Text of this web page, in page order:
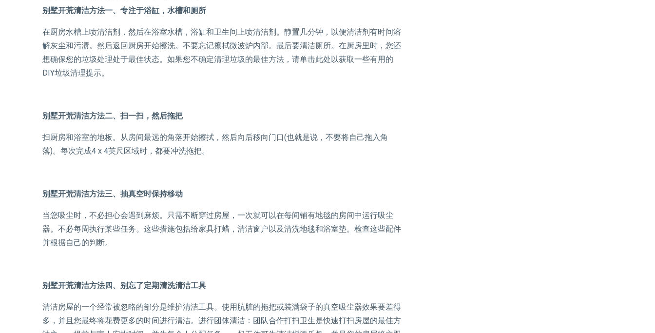
别墅开荒清洁方法一、专注于浴缸，水槽和厕所
在厨房水槽上喷清洁剂，然后在浴室水槽，浴缸和卫生间上喷清洁剂。静置几分钟，以便清洁剂有时间溶
解灰尘和污渍。然后返回厨房开始擦洗。不要忘记擦拭微波炉内部。最后要清洁厕所。在厨房里时，您还
想确保您的垃圾处理处于最佳状态。如果您不确定清理垃圾的最佳方法，请单击此处以获取一些有用的
DIY垃圾清理提示。
别墅开荒清洁方法二、扫一扫，然后拖把
扫厨房和浴室的地板。从房间最远的角落开始擦拭，然后向后移向门口(也就是说，不要将自己拖入角
落)。每次完成4 x 4英尺区域时，都要冲洗拖把。
别墅开荒清洁方法三、抽真空时保持移动
当您吸尘时，不必担心会遇到麻烦。只需不断穿过房屋，一次就可以在每间铺有地毯的房间中运行吸尘
器。不必每周执行某些任务。这些措施包括给家具打蜡，清洁窗户以及清洗地毯和浴室垫。检查这些配件
并根据自己的判断。
别墅开荒清洁方法四、别忘了定期清洗清洁工具
清洁房屋的一个经常被忽略的部分是维护清洁工具。使用肮脏的拖把或装满袋子的真空吸尘器效果要差得
多，并且您最终将花费更多的时间进行清洁。进行团体清洁：团队合作打扫卫生是快速打扫房屋的最佳方